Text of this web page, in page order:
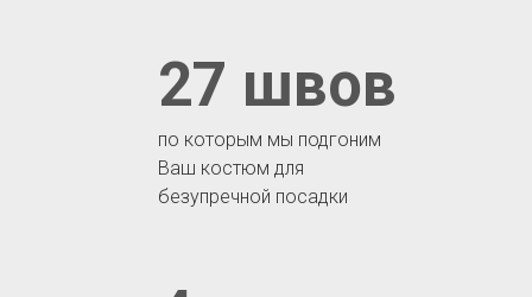
по которым мы подгоним
Ваш костюм для
безупречной посадки
27 швов